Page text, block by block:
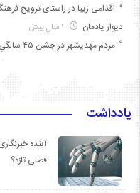
اقدامی زیبا در راستای ترویج
دیوار یادمان
مردم مهدیشهر در جشن ۴۵ سالگیِ انقلاب
یادداشت
آینده
فصلی تازه؟